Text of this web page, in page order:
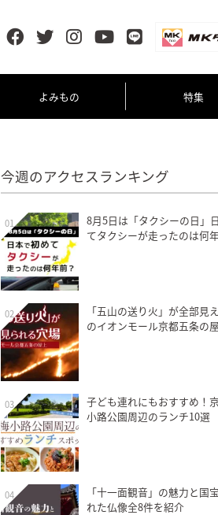
よみもの 特集
今週のアクセスランキング
01
8月5日は「タクシーの日」
てタクシーが走ったのは何
02
「五山の送り火」が全部見
のイオンモール京都五条の
03
子ども連れにもおすすめ！
小路公園周辺のランチ10選
04
「十一面観音」の魅力と国
れた仏像全8件を紹介